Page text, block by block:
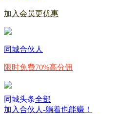
加入会员更优惠
同城合伙人
限时免费70%高分佣
同城头条全部
加入合伙人-躺着也能赚！